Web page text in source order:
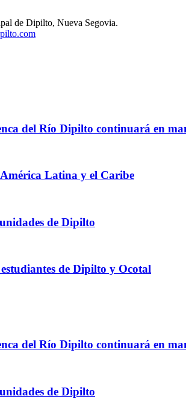
de Dipilto, Nueva Segovia.
del Río Dipilto continuará en
Latina y el Caribe
de Dipilto
de Dipilto y Ocotal
del Río Dipilto continuará en
de Dipilto